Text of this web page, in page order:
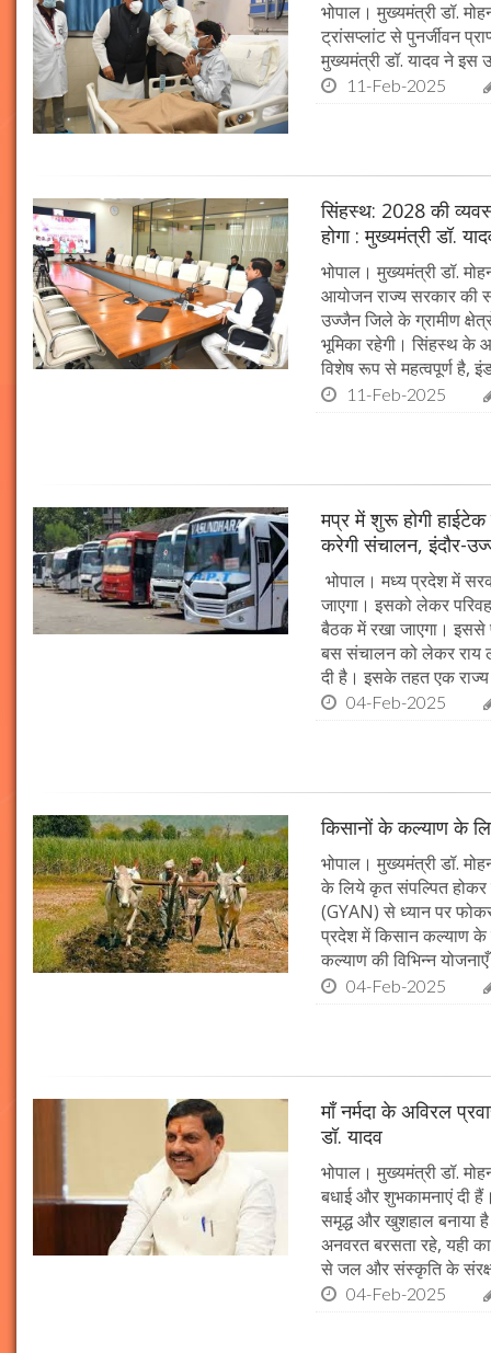
भोपाल। मुख्यमंत्री डॉ.
ट्रांसप्लांट से पुनर्जीवन
मुख्यमंत्री डॉ. यादव ने इस
11-Feb-2025
सिंहस्थ: 2028 की
होगा : मुख्यमंत्री डॉ.
भोपाल। मुख्यमंत्री डॉ.
आयोजन राज्य सरकार की
उज्जैन जिले के ग्रामीण
भूमिका रहेगी। सिंहस्थ के
विशेष रूप से महत्वपूर्ण है,
11-Feb-2025
मप्र में शुरू होगी
करेगी संचालन, इंदौर-
भोपाल। मध्य प्रदेश में
जाएगा। इसको लेकर
बैठक में रखा जाएगा। इससे
बस संचालन को लेकर राय
दी है। इसके तहत एक
04-Feb-2025
किसानों के कल्याण के
भोपाल। मुख्यमंत्री डॉ.
के लिये कृत संपल्पित होकर
(GYAN) से ध्यान पर
प्रदेश में किसान कल्याण के
कल्याण की विभिन्न
04-Feb-2025
माँ नर्मदा के अविरल
डॉ. यादव
भोपाल। मुख्यमंत्री डॉ.
बधाई और शुभकामनाएं दी
समृद्ध और खुशहाल बनाया
अनवरत बरसता रहे, यही
से जल और संस्कृति के
04-Feb-2025